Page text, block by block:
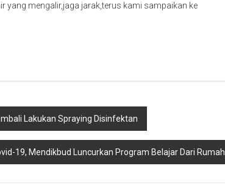
yang mengalir,jaga jarak,terus kami sampaikan ke
Lakukan Spraying Disinfektan
19, Mendikbud Luncurkan Program Belajar Dari Rumah